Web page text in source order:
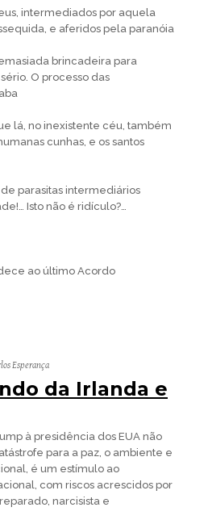
intermediados por aquela
e aferidos pela paranóia
brincadeira para
O processo das
lá, no inexistente céu, também
cunhas, e os santos
parasitas intermediários
Isto não é ridículo?…
ao último Acordo
Esperança
da Irlanda e
à presidência dos EUA não
para a paz, o ambiente e
é um estímulo ao
com riscos acrescidos por
narcisista e